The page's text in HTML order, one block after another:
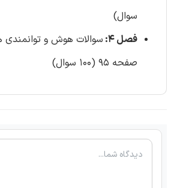
سوال)
فصل 4:
سوالات هوش و
صفحه 95 (100 سوال)